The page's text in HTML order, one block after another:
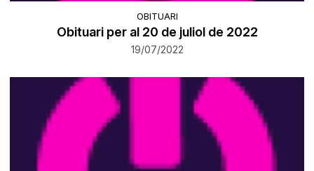
OBITUARI
Obituari per al 20 de juliol de 2022
19/07/2022